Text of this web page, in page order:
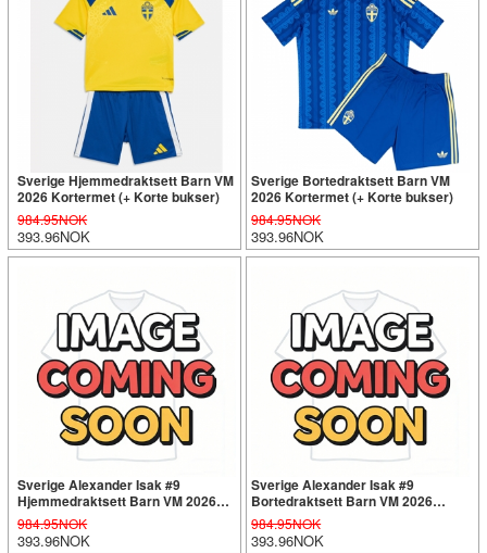
Sverige Hjemmedraktsett Barn VM
2026 Kortermet (+ Korte bukser)
984.95NOK
393.96NOK
Sverige Bortedraktsett Barn VM
2026 Kortermet (+ Korte bukser)
984.95NOK
393.96NOK
Sverige Alexander Isak #9
Hjemmedraktsett Barn VM 2026
Kortermet (+ Korte bukser)
984.95NOK
393.96NOK
Sverige Alexander Isak #9
Bortedraktsett Barn VM 2026
Kortermet (+ Korte bukser)
984.95NOK
393.96NOK